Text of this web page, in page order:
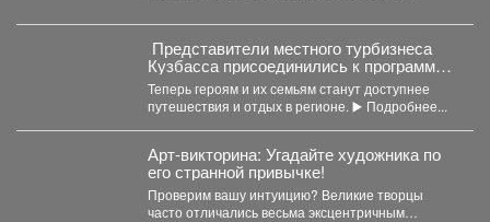
Представители местного турбизнеса
Кузбасса присоединились к программе
поддержки участников СВО и их
близкихне.
Теперь героям и их семьям станут доступнее
путешествия и отдых в регионе. ▶️ Подробнее...
Арт-викторина: Угадайте художника по
его странной привычке!
Проверим вашу интуицию? Великие творцы
часто отличались весьма эксцентричным